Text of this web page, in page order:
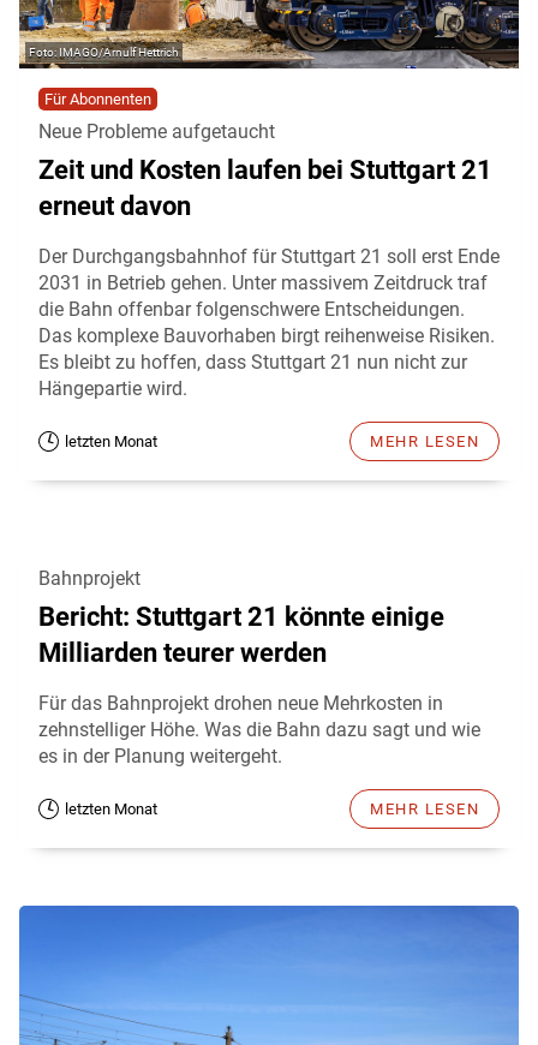
IMAGO/Arnulf Hettrich
Für Abonnenten
Neue Probleme aufgetaucht
Zeit und Kosten laufen bei Stuttgart 21
erneut davon
Der Durchgangsbahnhof für Stuttgart 21 soll erst Ende
2031 in Betrieb gehen. Unter massivem Zeitdruck traf
die Bahn offenbar folgenschwere Entscheidungen.
Das komplexe Bauvorhaben birgt reihenweise Risiken.
Es bleibt zu hoffen, dass Stuttgart 21 nun nicht zur
Hängepartie wird.
letzten Monat MEHR LESEN
Bahnprojekt
Bericht: Stuttgart 21 könnte einige
Milliarden teurer werden
Für das Bahnprojekt drohen neue Mehrkosten in
zehnstelliger Höhe. Was die Bahn dazu sagt und wie
es in der Planung weitergeht.
letzten Monat MEHR LESEN